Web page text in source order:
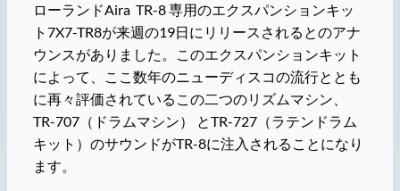
ローランドAira TR-8 専用のエクスパンションキッ
ト7X7-TR8が来週の19日にリリースされるとのアナ
ウンスがありました。このエクスパンションキット
によって、ここ数年のニューディスコの流行ととも
に再々評価されているこの二つのリズムマシン、
TR-707（ドラムマシン） とTR-727（ラテンドラム
キット）のサウンドがTR-8に注入されることになり
ます。